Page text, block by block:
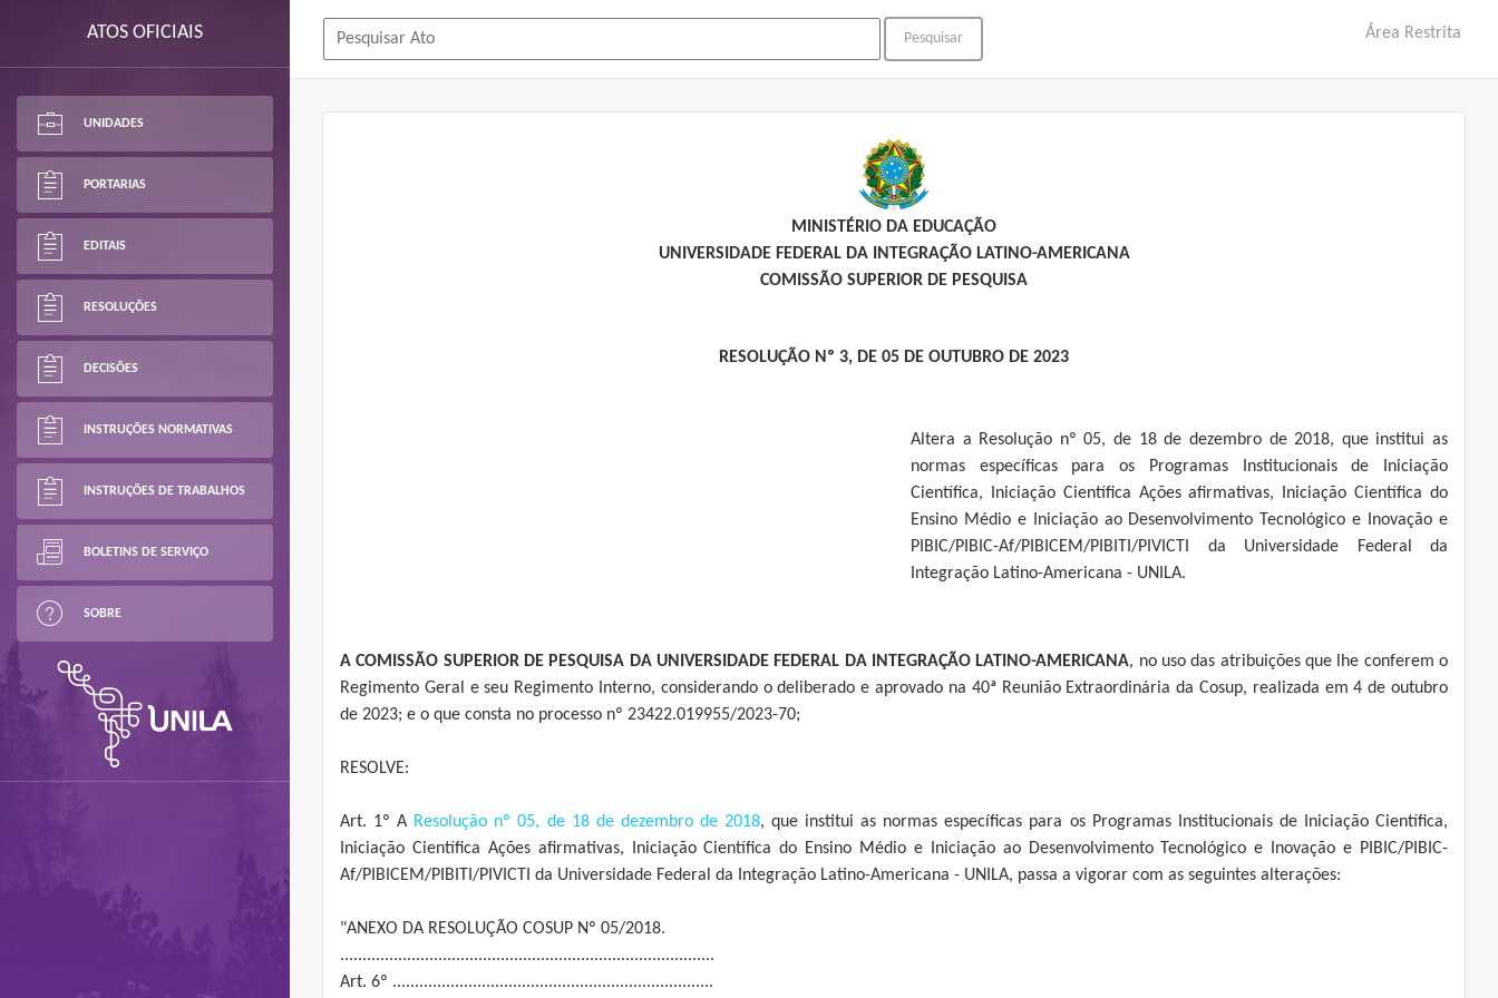
ATOS OFICIAIS
UNIDADES
PORTARIAS
EDITAIS
RESOLUÇÕES
DECISÕES
INSTRUÇÕES NORMATIVAS
INSTRUÇÕES DE TRABALHOS
BOLETINS DE SERVIÇO
SOBRE
Área Restrita
MINISTÉRIO DA EDUCAÇÃO
UNIVERSIDADE FEDERAL DA INTEGRAÇÃO LATINO-AMERICANA
COMISSÃO SUPERIOR DE PESQUISA
RESOLUÇÃO Nº 3, DE 05 DE OUTUBRO DE 2023
Altera a Resolução nº 05, de 18 de dezembro de 2018, que institui as
normas específicas para os Programas Institucionais de Iniciação
Científica, Iniciação Científica Ações afirmativas, Iniciação Científica do
Ensino Médio e Iniciação ao Desenvolvimento Tecnológico e Inovação e
PIBIC/PIBIC-Af/PIBICEM/PIBITI/PIVICTI da Universidade Federal da
Integração Latino-Americana - UNILA.
A COMISSÃO SUPERIOR DE PESQUISA DA UNIVERSIDADE FEDERAL DA INTEGRAÇÃO LATINO-AMERICANA, no uso das atribuições que lhe conferem o
Regimento Geral e seu Regimento Interno, considerando o deliberado e aprovado na 40ª Reunião Extraordinária da Cosup, realizada em 4 de outubro
de 2023; e o que consta no processo nº 23422.019955/2023-70;
RESOLVE:
Art. 1º A Resolução nº 05, de 18 de dezembro de 2018, que institui as normas específicas para os Programas Institucionais de Iniciação Científica,
Iniciação Científica Ações afirmativas, Iniciação Científica do Ensino Médio e Iniciação ao Desenvolvimento Tecnológico e Inovação e PIBIC/PIBIC-
Af/PIBICEM/PIBITI/PIVICTI da Universidade Federal da Integração Latino-Americana - UNILA, passa a vigorar com as seguintes alterações:
"ANEXO DA RESOLUÇÃO COSUP Nº 05/2018.
....................................................................................
Art. 6º ........................................................................